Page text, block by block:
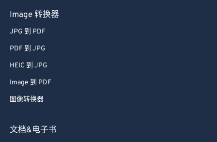
Image 转换器
JPG 到 PDF
PDF 到 JPG
HEIC 到 JPG
Image 到 PDF
图像转换器
文档&电子书